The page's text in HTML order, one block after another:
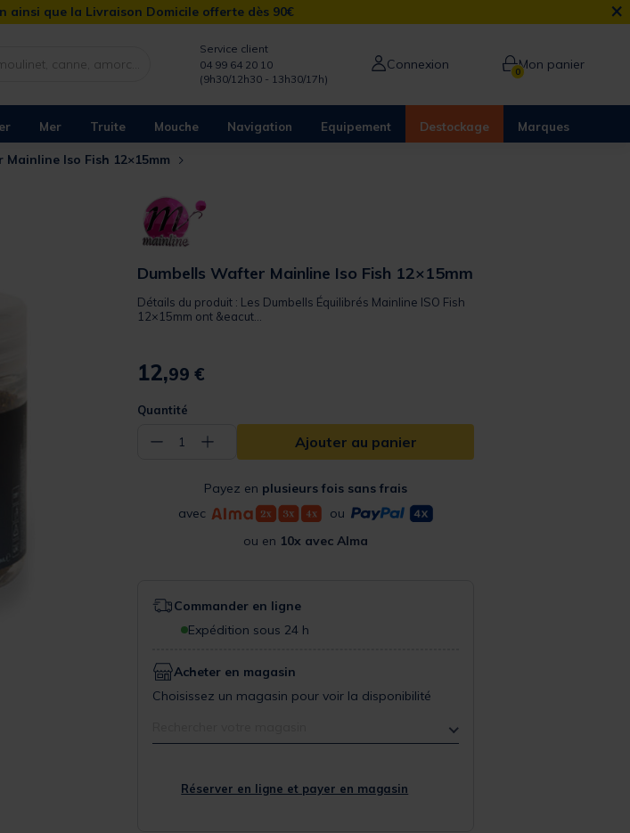
ainsi que la Livraison Domicile offerte dès 90€ ×
Service client
04 99 64 20 10
(9h30/12h30 - 13h30/17h)
Connexion 0Mon panier
Mer Truite Mouche Navigation Equipement Destockage Marques
Iso Fish 12×15mm
Dumbells Wafter Mainline Iso Fish 12×15mm
Détails du produit : Les Dumbells Équilibrés Mainline ISO Fish
12×15mm ont &eacut...
12,99 €
Quantité
− 1 + Ajouter au panier
Payez en plusieurs fois sans frais
avec
ou
ou en 10x avec Alma
Commander en ligne
Expédition sous 24 h
Acheter en magasin
Choisissez un magasin pour voir la disponibilité
Réserver en ligne et payer en magasin